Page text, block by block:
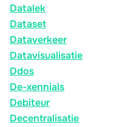
Datalek
Dataset
Dataverkeer
Datavisualisatie
Ddos
De-xennials
Debiteur
Decentralisatie